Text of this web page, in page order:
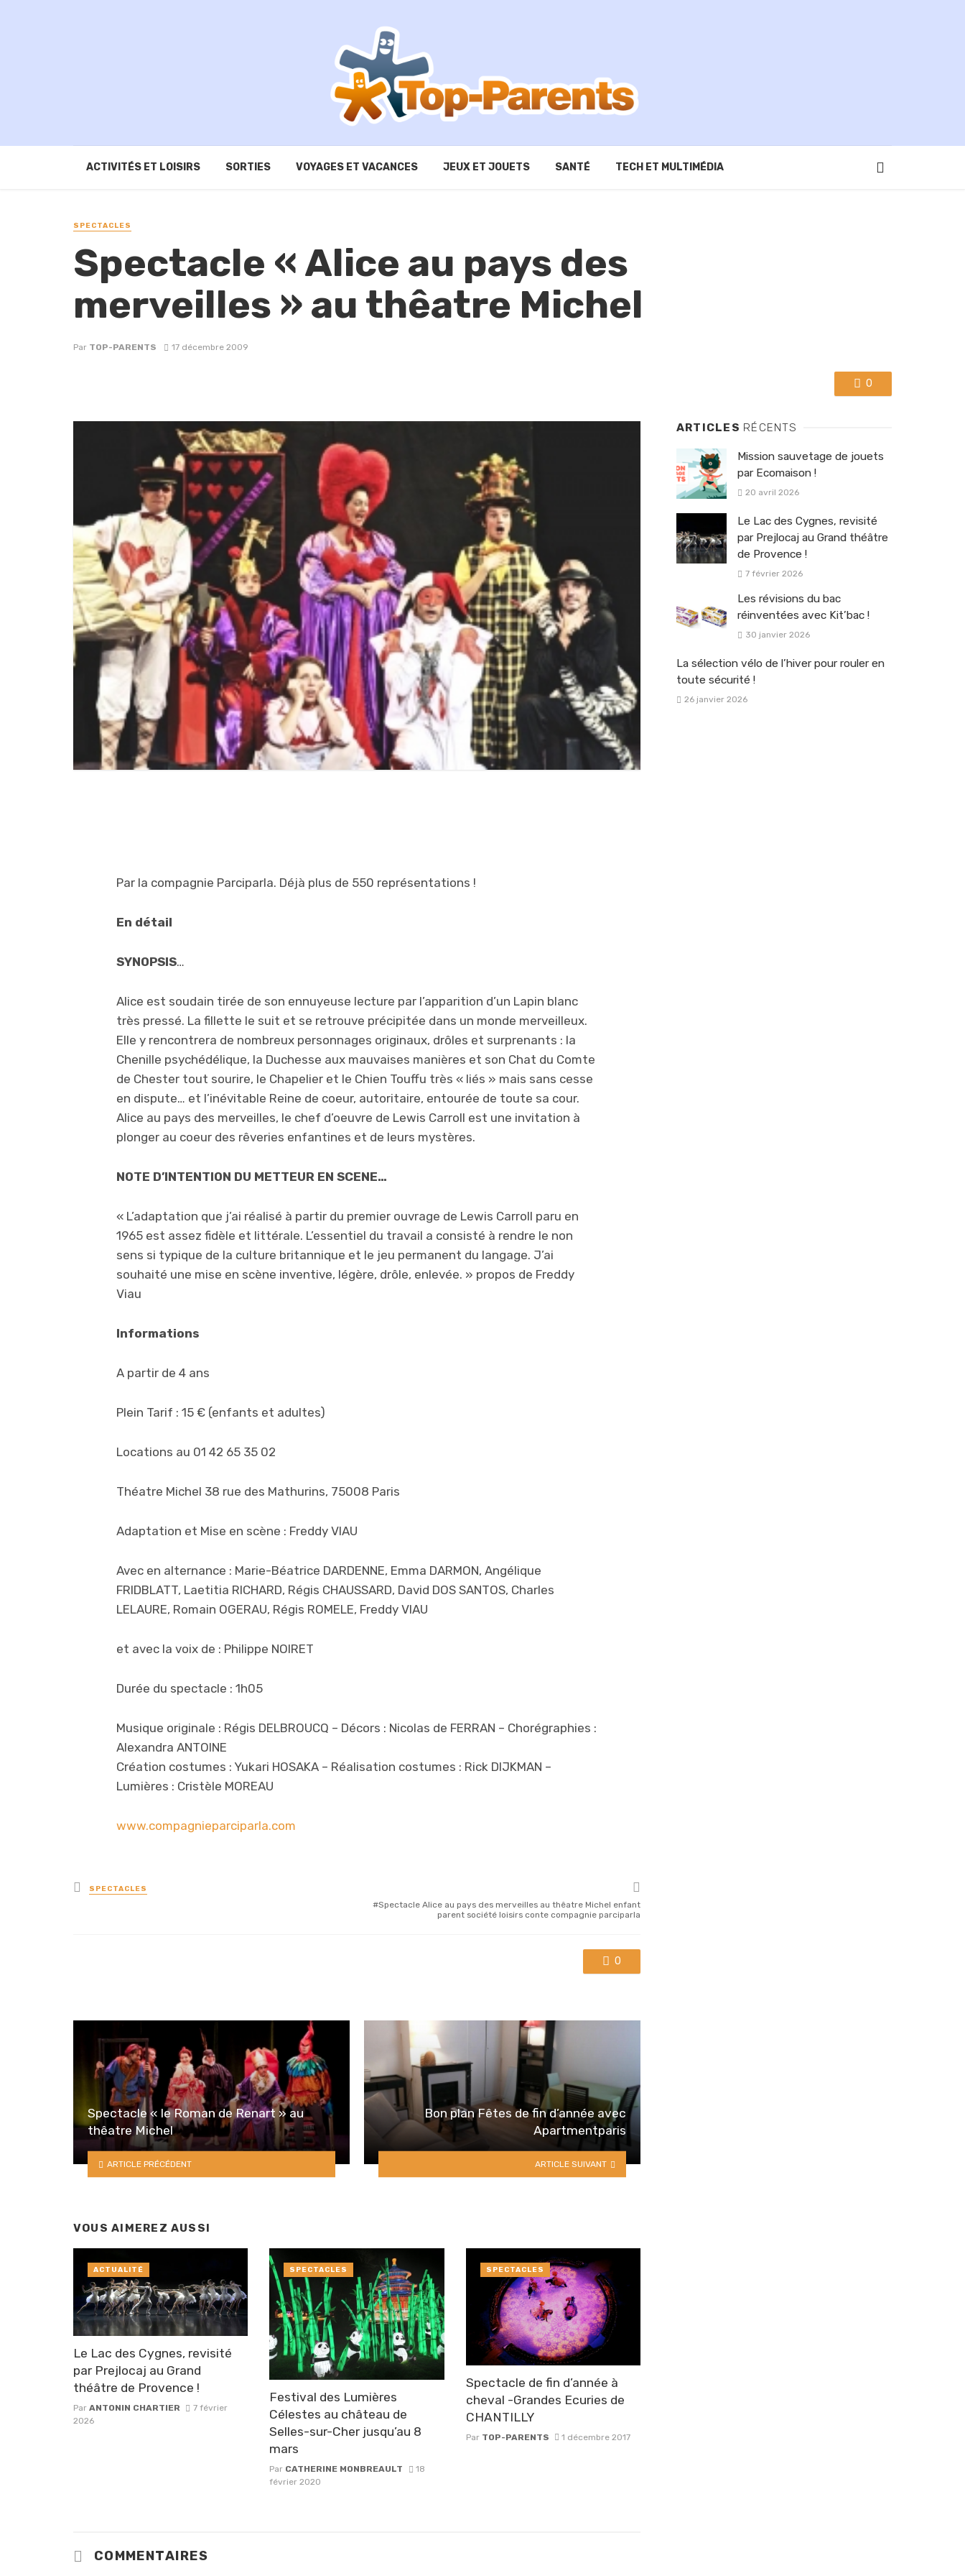
ACTIVITÉS ET LOISIRS SORTIES VOYAGES ET VACANCES JEUX ET JOUETS SANTÉ TECH ET MULTIMÉDIA
SPECTACLES
Spectacle « Alice au pays des
merveilles » au thêatre Michel
Par TOP-PARENTS 17 décembre 2009
0
Par la compagnie Parciparla. Déjà plus de 550 représentations !
En détail
SYNOPSIS…
Alice est soudain tirée de son ennuyeuse lecture par l’apparition d’un Lapin blanc
très pressé. La fillette le suit et se retrouve précipitée dans un monde merveilleux.
Elle y rencontrera de nombreux personnages originaux, drôles et surprenants : la
Chenille psychédélique, la Duchesse aux mauvaises manières et son Chat du Comte
de Chester tout sourire, le Chapelier et le Chien Touffu très « liés » mais sans cesse
en dispute… et l’inévitable Reine de coeur, autoritaire, entourée de toute sa cour.
Alice au pays des merveilles, le chef d’oeuvre de Lewis Carroll est une invitation à
plonger au coeur des rêveries enfantines et de leurs mystères.
NOTE D’INTENTION DU METTEUR EN SCENE…
« L’adaptation que j’ai réalisé à partir du premier ouvrage de Lewis Carroll paru en
1965 est assez fidèle et littérale. L’essentiel du travail a consisté à rendre le non
sens si typique de la culture britannique et le jeu permanent du langage. J’ai
souhaité une mise en scène inventive, légère, drôle, enlevée. » propos de Freddy
Viau
Informations
A partir de 4 ans
Plein Tarif : 15 € (enfants et adultes)
Locations au 01 42 65 35 02
Théatre Michel 38 rue des Mathurins, 75008 Paris
Adaptation et Mise en scène : Freddy VIAU
Avec en alternance : Marie-Béatrice DARDENNE, Emma DARMON, Angélique
FRIDBLATT, Laetitia RICHARD, Régis CHAUSSARD, David DOS SANTOS, Charles
LELAURE, Romain OGERAU, Régis ROMELE, Freddy VIAU
et avec la voix de : Philippe NOIRET
Durée du spectacle : 1h05
Musique originale : Régis DELBROUCQ – Décors : Nicolas de FERRAN – Chorégraphies :
Alexandra ANTOINE
Création costumes : Yukari HOSAKA – Réalisation costumes : Rick DIJKMAN –
Lumières : Cristèle MOREAU
www.compagnieparciparla.com
Posted
in
SPECTACLES
Spectacle Alice au pays des merveilles au thêatre Michel enfant
parent société loisirs conte compagnie parciparla
0
Spectacle « le Roman de Renart » au
thêatre Michel
ARTICLE PRÉCÉDENT
Bon plan Fêtes de fin d’année avec
Apartmentparis
ARTICLE SUIVANT
VOUS AIMEREZ AUSSI
Le Lac des Cygnes, revisité
par Prejlocaj au Grand
théâtre de Provence !
Par ANTONIN CHARTIER
7 février
2026
ACTUALITÉ
Festival des Lumières
Célestes au château de
Selles-sur-Cher jusqu’au 8
mars
Par CATHERINE MONBREAULT
18
février 2020
SPECTACLES
Spectacle de fin d’année à
cheval -Grandes Ecuries de
CHANTILLY
Par TOP-PARENTS 1 décembre 2017
SPECTACLES
COMMENTAIRES
ARTICLES RÉCENTS
Mission sauvetage de jouets
par Ecomaison !
20 avril 2026
Le Lac des Cygnes, revisité
par Prejlocaj au Grand théâtre
de Provence !
7 février 2026
Les révisions du bac
réinventées avec Kit’bac !
30 janvier 2026
La sélection vélo de l’hiver pour rouler en
toute sécurité !
26 janvier 2026